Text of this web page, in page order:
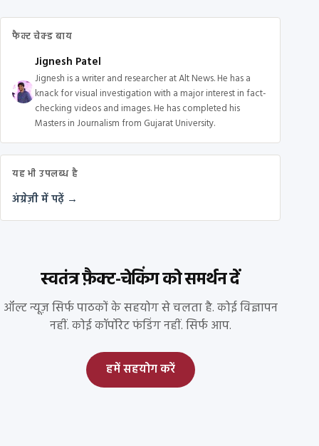
फैक्ट चेक्ड बाय
Jignesh Patel
Jignesh is a writer and researcher at Alt News. He has a
knack for visual investigation with a major interest in fact-
checking videos and images. He has completed his
Masters in Journalism from Gujarat University.
यह भी उपलब्ध है
अंग्रेज़ी में पढ़ें →
स्वतंत्र फ़ैक्ट-चेकिंग को समर्थन दें
ऑल्ट न्यूज़ सिर्फ पाठकों के सहयोग से चलता है. कोई विज्ञापन
नहीं. कोई कॉर्पोरेट फंडिंग नहीं. सिर्फ आप.
हमें सहयोग करें